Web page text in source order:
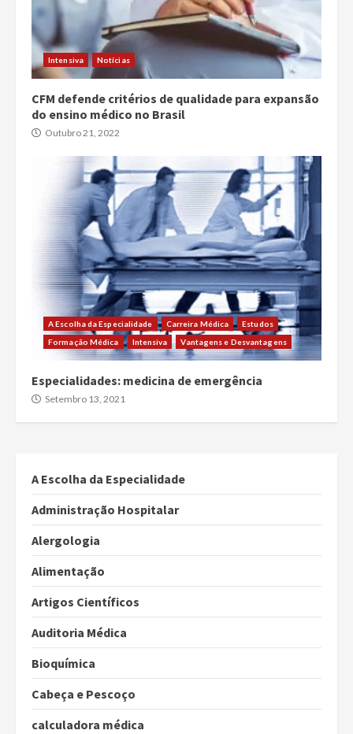
Intensiva Notícias
CFM defende critérios de qualidade para expansão
do ensino médico no Brasil
Outubro 21, 2022
A Escolha da Especialidade Carreira Médica
Estudos
Formação Médica
Intensiva Vantagens e Desvantagens
Especialidades: medicina de emergência
Setembro 13, 2021
A Escolha da Especialidade
Administração Hospitalar
Alergologia
Alimentação
Artigos Científicos
Auditoria Médica
Bioquímica
Cabeça e Pescoço
calculadora médica